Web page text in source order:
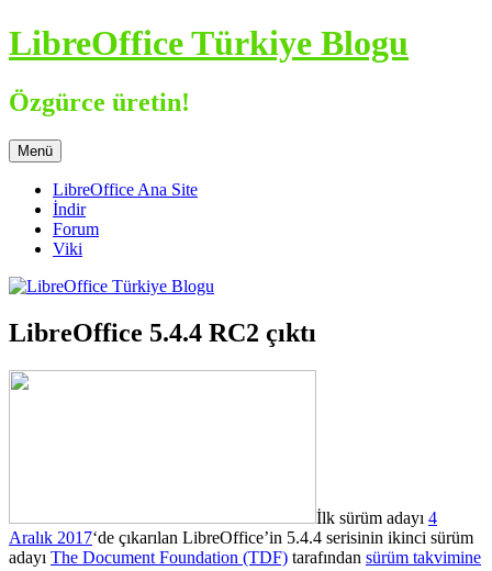
İçeriğe
atla
LibreOffice Türkiye Blogu
Özgürce üretin!
Menü
LibreOffice Ana Site
İndir
Forum
Viki
LibreOffice 5.4.4 RC2 çıktı
İlk sürüm adayı 4
Aralık 2017‘de çıkarılan LibreOffice’in 5.4.4 serisinin ikinci sürüm
adayı The Document Foundation (TDF) tarafından sürüm takvimine